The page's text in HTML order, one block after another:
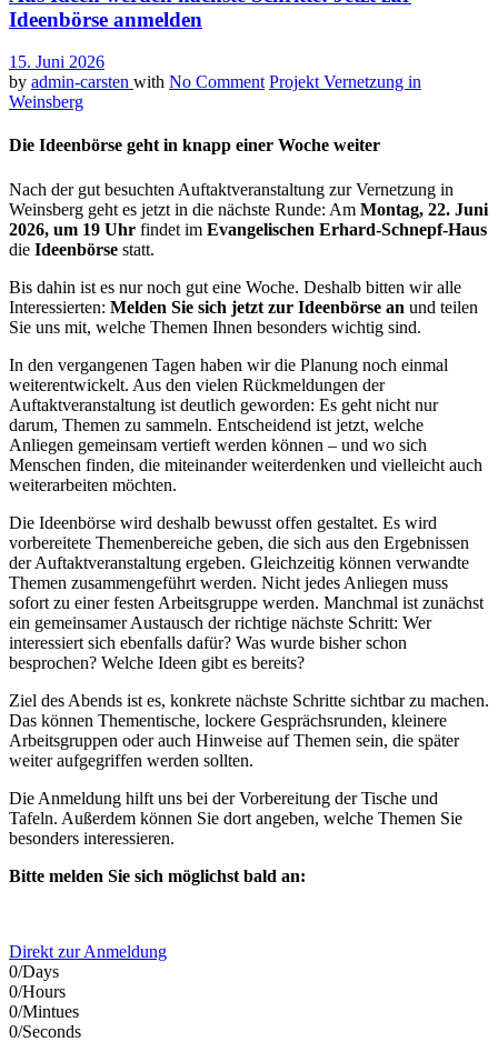
Ideenbörse anmelden
15. Juni 2026
by admin-carsten with No Comment Projekt Vernetzung in
Weinsberg
Die Ideenbörse geht in knapp einer Woche weiter
Nach der gut besuchten Auftaktveranstaltung zur Vernetzung in
Weinsberg geht es jetzt in die nächste Runde: Am Montag, 22. Juni
2026, um 19 Uhr findet im Evangelischen Erhard-Schnepf-Haus
die Ideenbörse statt.
Bis dahin ist es nur noch gut eine Woche. Deshalb bitten wir alle
Interessierten: Melden Sie sich jetzt zur Ideenbörse an und teilen
Sie uns mit, welche Themen Ihnen besonders wichtig sind.
In den vergangenen Tagen haben wir die Planung noch einmal
weiterentwickelt. Aus den vielen Rückmeldungen der
Auftaktveranstaltung ist deutlich geworden: Es geht nicht nur
darum, Themen zu sammeln. Entscheidend ist jetzt, welche
Anliegen gemeinsam vertieft werden können – und wo sich
Menschen finden, die miteinander weiterdenken und vielleicht auch
weiterarbeiten möchten.
Die Ideenbörse wird deshalb bewusst offen gestaltet. Es wird
vorbereitete Themenbereiche geben, die sich aus den Ergebnissen
der Auftaktveranstaltung ergeben. Gleichzeitig können verwandte
Themen zusammengeführt werden. Nicht jedes Anliegen muss
sofort zu einer festen Arbeitsgruppe werden. Manchmal ist zunächst
ein gemeinsamer Austausch der richtige nächste Schritt: Wer
interessiert sich ebenfalls dafür? Was wurde bisher schon
besprochen? Welche Ideen gibt es bereits?
Ziel des Abends ist es, konkrete nächste Schritte sichtbar zu machen.
Das können Thementische, lockere Gesprächsrunden, kleinere
Arbeitsgruppen oder auch Hinweise auf Themen sein, die später
weiter aufgegriffen werden sollten.
Die Anmeldung hilft uns bei der Vorbereitung der Tische und
Tafeln. Außerdem können Sie dort angeben, welche Themen Sie
besonders interessieren.
Bitte melden Sie sich möglichst bald an:
Direkt zur Anmeldung
0/Days
0/Hours
0/Mintues
0/Seconds